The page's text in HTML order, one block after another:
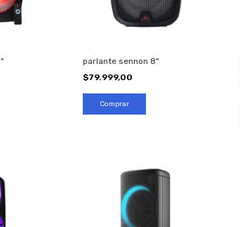
parlante sennon 8"
$79.999,00